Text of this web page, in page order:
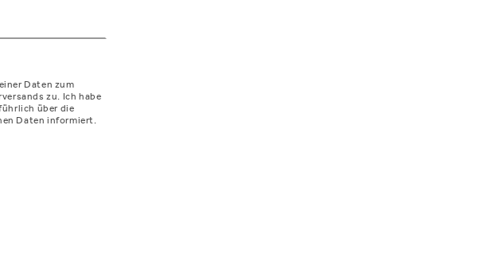
Daten zum
zu. Ich habe
über die
Daten informiert.